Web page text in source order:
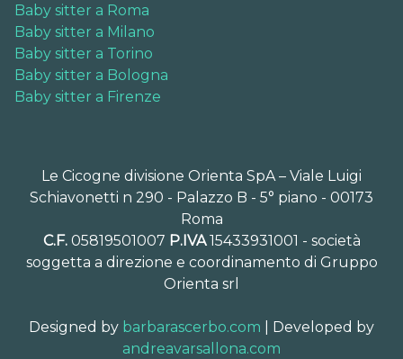
Baby sitter a Roma
Baby sitter a Milano
Baby sitter a Torino
Baby sitter a Bologna
Baby sitter a Firenze
Le Cicogne divisione Orienta SpA – Viale Luigi
Schiavonetti n 290 - Palazzo B - 5° piano - 00173
Roma
C.F.05819501007 P.IVA15433931001 - società
soggetta a direzione e coordinamento di Gruppo
Orienta srl
Designed by barbarascerbo.com | Developed by
andreavarsallona.com